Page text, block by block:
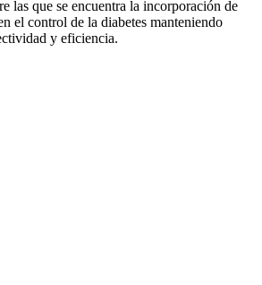
las que se encuentra la incorporación de
el control de la diabetes manteniendo
y eficiencia.